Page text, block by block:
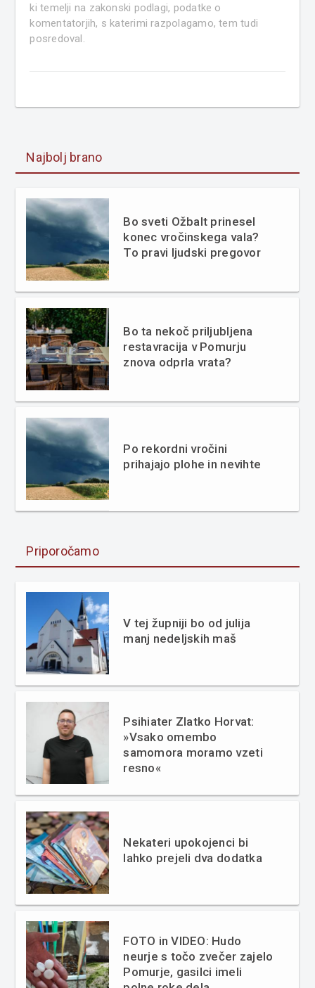
ki temelji na zakonski podlagi, podatke o
komentatorjih, s katerimi razpolagamo, tem tudi
posredoval.
Najbolj brano
Bo sveti Ožbalt prinesel
konec vročinskega vala?
To pravi ljudski pregovor
Bo ta nekoč priljubljena
restavracija v Pomurju
znova odprla vrata?
Po rekordni vročini
prihajajo plohe in nevihte
Priporočamo
V tej župniji bo od julija
manj nedeljskih maš
Psihiater Zlatko Horvat:
»Vsako omembo
samomora moramo vzeti
resno«
Nekateri upokojenci bi
lahko prejeli dva dodatka
FOTO in VIDEO: Hudo
neurje s točo zvečer zajelo
Pomurje, gasilci imeli